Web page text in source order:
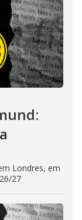
Londres, em
27